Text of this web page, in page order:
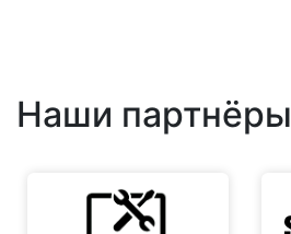
Наши партнёры